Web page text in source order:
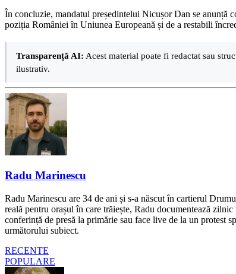
În concluzie, mandatul președintelui Nicușor Dan se anunță
poziția României în Uniunea Europeană și de a restabili
Transparență AI: Acest material poate fi redactat sau
ilustrativ.
Radu Marinescu
Radu Marinescu are 34 de ani și s-a născut în cartierul
reală pentru orașul în care trăiește, Radu documentează
conferință de presă la primărie sau face live de la un protest
următorului subiect.
RECENTE
POPULARE